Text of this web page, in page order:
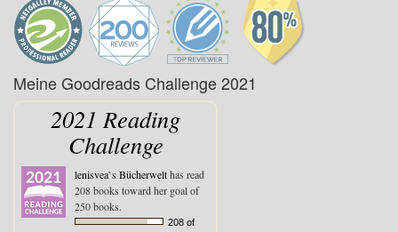
Meine Goodreads Challenge 2021
2021 Reading
Challenge
lenisvea`s Bücherwelthas read
208 books toward her goal of
250 books.
208 of